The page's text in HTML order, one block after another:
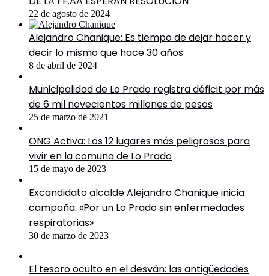
22 de agosto de 2024
Alejandro Chanique: Es tiempo de dejar hacer y
decir lo mismo que hace 30 años
8 de abril de 2024
Municipalidad de Lo Prado registra déficit por más
de 6 mil novecientos millones de pesos
25 de marzo de 2021
ONG Activa: Los 12 lugares más peligrosos para
vivir en la comuna de Lo Prado
15 de mayo de 2023
Excandidato alcalde Alejandro Chanique inicia
campaña: «Por un Lo Prado sin enfermedades
respiratorias»
30 de marzo de 2023
El tesoro oculto en el desván: las antigüedades